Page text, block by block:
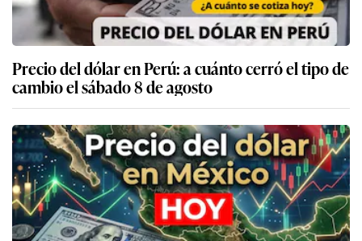
Precio del dólar en Perú: a cuánto cerró el tipo de
cambio el sábado 8 de agosto